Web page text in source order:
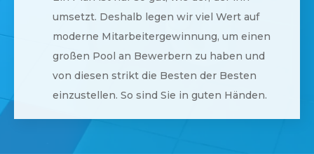
umsetzt. Deshalb legen wir viel Wert auf
moderne Mitarbeitergewinnung, um einen
großen Pool an Bewerbern zu haben und
von diesen strikt die Besten der Besten
einzustellen. So sind Sie in guten Händen.